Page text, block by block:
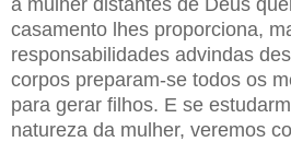
casamento lhes proporciona,
responsabilidades advindas
corpos preparam-se todos os
para gerar filhos. E se
natureza da mulher, veremos